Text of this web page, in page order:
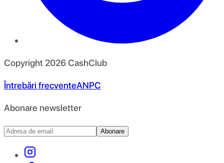
Copyright 2026CashClub
Întrebări frecventeANPC
Abonare newsletter
Abonare